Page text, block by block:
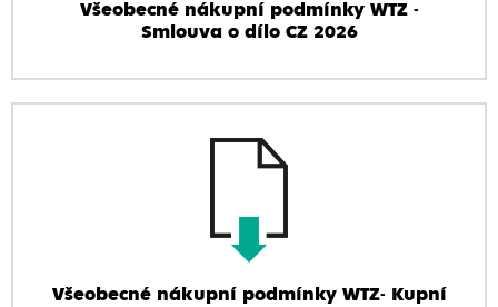
Všeobecné nákupní podmínky WTZ -
Smlouva o dílo CZ 2026
Všeobecné nákupní podmínky WTZ- Kupní